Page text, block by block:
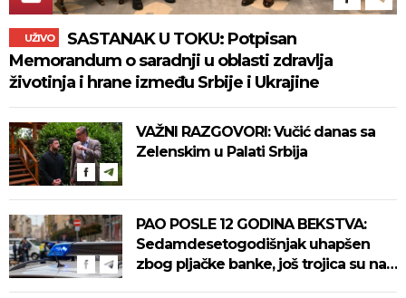
UŽIVO
Memorandum o saradnji u oblasti zdravlja
životinja i hrane između Srbije i Ukrajine
VAŽNI RAZGOVORI: Vučić danas sa
Zelenskim u Palati Srbija
PAO POSLE 12 GODINA BEKSTVA:
Sedamdesetogodišnjak uhapšen
zbog pljačke banke, još trojica su na